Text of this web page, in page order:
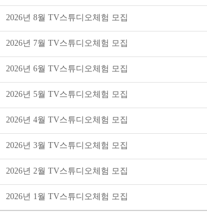
2026년 8월 TV스튜디오체험 모집
2026년 7월 TV스튜디오체험 모집
2026년 6월 TV스튜디오체험 모집
2026년 5월 TV스튜디오체험 모집
2026년 4월 TV스튜디오체험 모집
2026년 3월 TV스튜디오체험 모집
2026년 2월 TV스튜디오체험 모집
2026년 1월 TV스튜디오체험 모집